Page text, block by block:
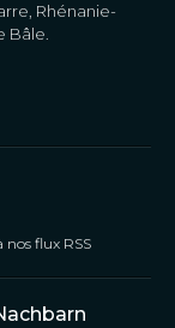
Rhénanie-
Bâle.
nos flux RSS